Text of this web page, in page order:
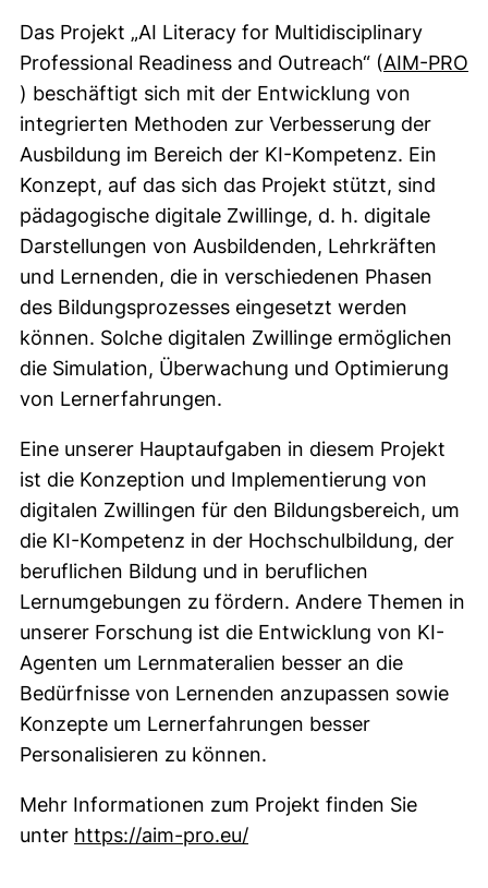
Das Projekt „AI Literacy for Multidisciplinary
Professional Readiness and Outreach“ (AIM-PRO
(externer Link, öffnet neues Fenster)
) beschäftigt sich mit der Entwicklung von
integrierten Methoden zur Verbesserung der
Ausbildung im Bereich der KI-Kompetenz. Ein
Konzept, auf das sich das Projekt stützt, sind
pädagogische digitale Zwillinge, d. h. digitale
Darstellungen von Ausbildenden, Lehrkräften
und Lernenden, die in verschiedenen Phasen
des Bildungsprozesses eingesetzt werden
können. Solche digitalen Zwillinge ermöglichen
die Simulation, Überwachung und Optimierung
von Lernerfahrungen.
Eine unserer Hauptaufgaben in diesem Projekt
ist die Konzeption und Implementierung von
digitalen Zwillingen für den Bildungsbereich, um
die KI-Kompetenz in der Hochschulbildung, der
beruflichen Bildung und in beruflichen
Lernumgebungen zu fördern. Andere Themen in
unserer Forschung ist die Entwicklung von KI-
Agenten um Lernmateralien besser an die
Bedürfnisse von Lernenden anzupassen sowie
Konzepte um Lernerfahrungen besser
Personalisieren zu können.
Mehr Informationen zum Projekt finden Sie
unter https://aim-pro.eu/(externer Link, öffnet